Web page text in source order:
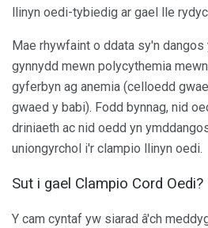
llinyn oedi-tybiedig ar gael lle
Mae rhywfaint o ddata sy'n
gynnydd mewn polycythemia
gyferbyn ag anemia (celloedd
gwaed y babi). Fodd bynnag, nid
driniaeth ac nid oedd yn
uniongyrchol i'r clampio llinyn oedi.
Sut i gael Clampio Cord Oedi?
Y cam cyntaf yw siarad â'ch